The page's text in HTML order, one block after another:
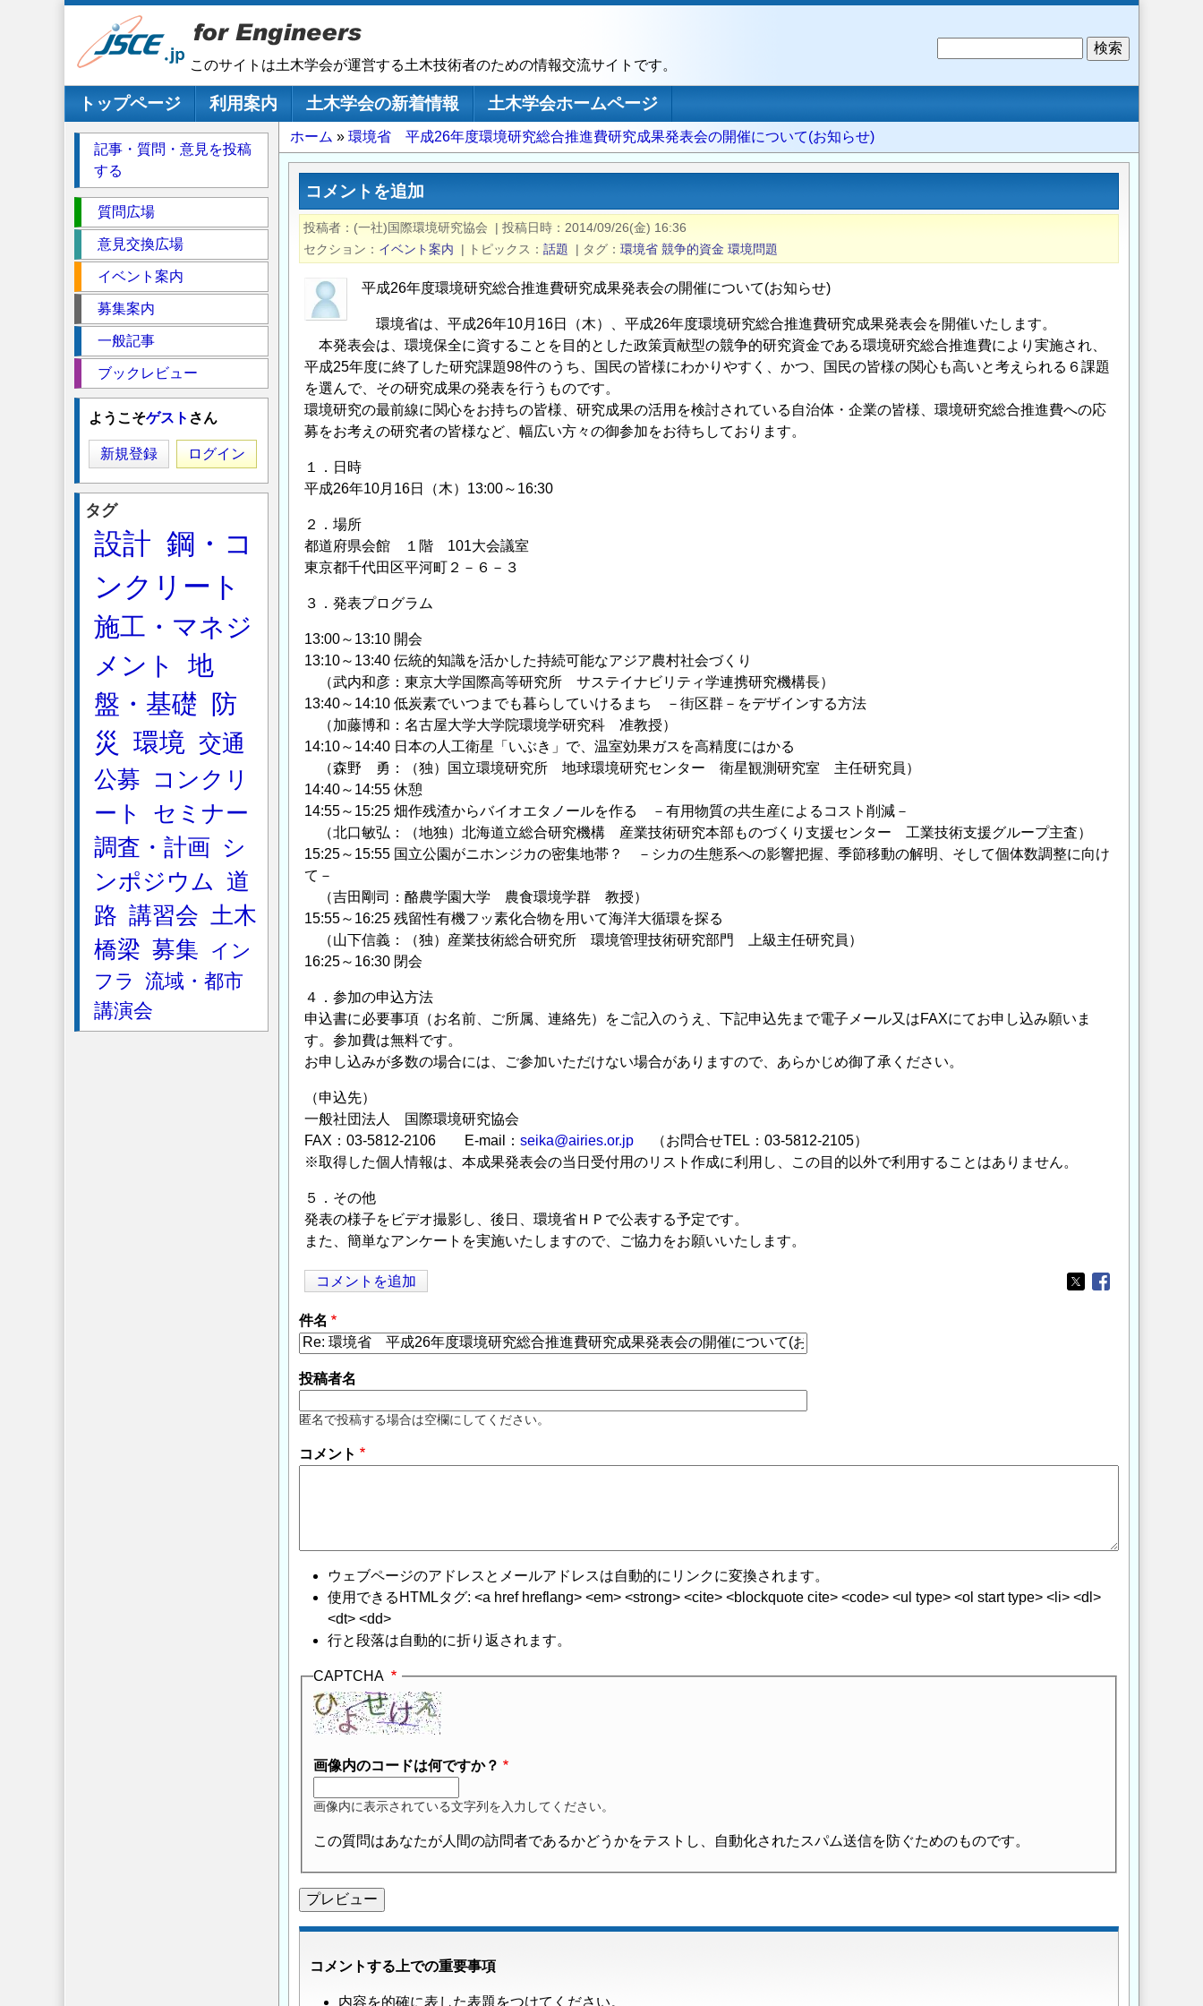
このサイトは土木学会が運営する土木技術者のための情報交流サイトです。
メインナビゲーション
トップページ 利用案内 土木学会の新着情報
土木学会ホームページ
パ
ン
ず
ホーム 環境省 平成26年度環境研究総合推進費研究成果発表会の開催について(お知らせ)
コメントを追加
投稿者 (一社)国際環境研究協会 | 投稿日時
2014/09/26(金) 16:36
セクション
イベント案内 | トピックス 話題 | タグ 環境省 競争的資金 環境問題
平成26年度環境研究総合推進費研究成果発表会の開催について(お知らせ)
環境省は、平成26年10月16日（木）、平成26年度環境研究総合推進費研究成果発表会を開催いたします。
本発表会は、環境保全に資することを目的とした政策貢献型の競争的研究資金である環境研究総合推進費により実施され、
平成25年度に終了した研究課題98件のうち、国民の皆様にわかりやすく、かつ、国民の皆様の関心も高いと考えられる６課題
を選んで、その研究成果の発表を行うものです。
環境研究の最前線に関心をお持ちの皆様、研究成果の活用を検討されている自治体・企業の皆様、環境研究総合推進費への応
募をお考えの研究者の皆様など、幅広い方々の御参加をお待ちしております。
１．日時
平成26年10月16日（木）13:00～16:30
２．場所
都道府県会館 １階 101大会議室
東京都千代田区平河町２－６－３
３．発表プログラム
13:00～13:10 開会
13:10～13:40 伝統的知識を活かした持続可能なアジア農村社会づくり
（武内和彦：東京大学国際高等研究所 サステイナビリティ学連携研究機構長）
13:40～14:10 低炭素でいつまでも暮らしていけるまち －街区群－をデザインする方法
（加藤博和：名古屋大学大学院環境学研究科 准教授）
14:10～14:40 日本の人工衛星「いぶき」で、温室効果ガスを高精度にはかる
（森野 勇：（独）国立環境研究所 地球環境研究センター 衛星観測研究室 主任研究員）
14:40～14:55 休憩
14:55～15:25 畑作残渣からバイオエタノールを作る －有用物質の共生産によるコスト削減－
（北口敏弘：（地独）北海道立総合研究機構 産業技術研究本部ものづくり支援センター 工業技術支援グループ主査）
15:25～15:55 国立公園がニホンジカの密集地帯？ －シカの生態系への影響把握、季節移動の解明、そして個体数調整に向け
て－
（吉田剛司：酪農学園大学 農食環境学群 教授）
15:55～16:25 残留性有機フッ素化合物を用いて海洋大循環を探る
（山下信義：（独）産業技術総合研究所 環境管理技術研究部門 上級主任研究員）
16:25～16:30 閉会
４．参加の申込方法
申込書に必要事項（お名前、ご所属、連絡先）をご記入のうえ、下記申込先まで電子メール又はFAXにてお申し込み願いま
す。参加費は無料です。
お申し込みが多数の場合には、ご参加いただけない場合がありますので、あらかじめ御了承ください。
（申込先）
一般社団法人 国際環境研究協会
FAX：03-5812-2106 E-mail： seika@airies.or.jp（お問合せTEL：03-5812-2105）
※取得した個人情報は、本成果発表会の当日受付用のリスト作成に利用し、この目的以外で利用することはありません。
５．その他
発表の様子をビデオ撮影し、後日、環境省ＨＰで公表する予定です。
また、簡単なアンケートを実施いたしますので、ご協力をお願いいたします。
コメントを追加
Opens in a new
Opens in a new
件名
投稿者名
匿名で投稿する場合は空欄にしてください。
コメント
ウェブページのアドレスとメールアドレスは自動的にリンクに変換されます。
使用できるHTMLタグ: <a href hreflang> <em> <strong> <cite> <blockquote cite> <code> <ul type> <ol start type> <li> <dl>
<dt> <dd>
行と段落は自動的に折り返されます。
CAPTCHA
画像内のコードは何ですか？
画像内に表示されている文字列を入力してください。
この質問はあなたが人間の訪問者であるかどうかをテストし、自動化されたスパム送信を防ぐためのものです。
コメントする上での重要事項
内容を的確に表した表題をつけてください。
記事・質問・意見を投稿
する
ク
シ
質問広場
意見交換広場
イベント案内
募集案内
一般記事
ブックレビュー
ようこそゲスト さん
新規登録 ログイン
タグ
設計 鋼・コ
ンクリート
施工・マネジ
メント
地
盤・基礎
防
災
環境 交通
公募
コンクリ
ート
セミナー
調査・計画
シ
ンポジウム 道
路 講習会 土木
橋梁 募集
イン
フラ
流域・都市
講演会